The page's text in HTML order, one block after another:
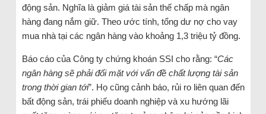
động sản. Nghĩa là giảm giá tài sản thế chấp mà ngân
hàng đang nắm giữ. Theo ước tính, tổng dư nợ cho vay
mua nhà tại các ngân hàng vào khoảng 1,3 triệu tỷ đồng.
Báo cáo của Công ty chứng khoán SSI cho rằng: “Các
ngân hàng sẽ phải đối mặt với vấn đề chất lượng tài sản
trong thời gian tới”. Họ cũng cảnh báo, rủi ro liên quan đến
bất động sản, trái phiếu doanh nghiệp và xu hướng lãi